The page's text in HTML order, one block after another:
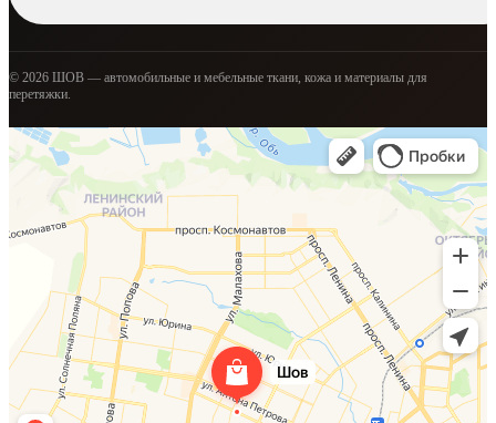
© 2026 ШОВ — автомобильные и мебельные ткани, кожа и материалы для
перетяжки.